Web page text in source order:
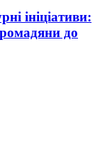
ініціативи:
до